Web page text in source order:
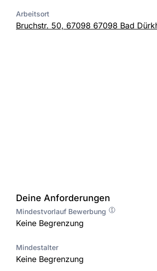
Arbeitsort
Bruchstr. 50, 67098 67098 Bad
Deine Anforderungen
Mindestvorlauf Bewerbung
Keine Begrenzung
Mindestalter
Keine Begrenzung